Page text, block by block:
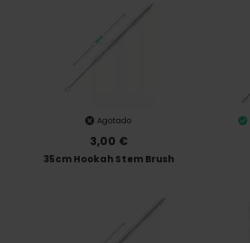
Agotado
3,00 €
35cm Hookah Stem Brush